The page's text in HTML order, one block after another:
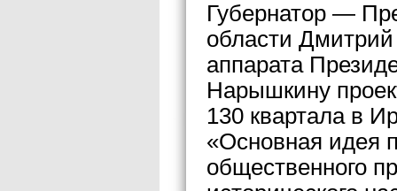
Губернатор —
области
аппарата
Нарышкину
130 квартала в
«Основная идея
общественного